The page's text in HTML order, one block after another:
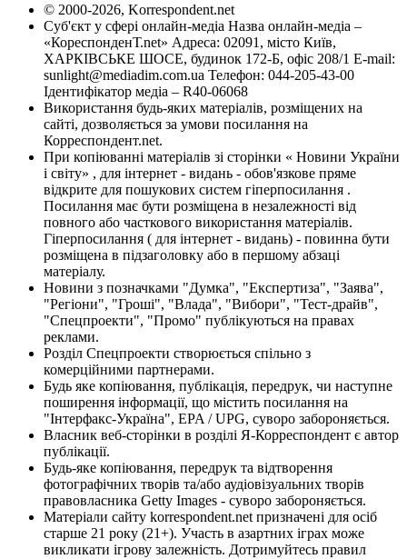
© 2000-2026, Korrespondent.net
Суб'єкт у сфері онлайн-медіа Назва онлайн-медіа –
«КореспонденТ.net» Адреса: 02091, місто Київ,
ХАРКІВСЬКЕ ШОСЕ, будинок 172-Б, офіс 208/1 E-mail:
sunlight@mediadim.com.ua Телефон: 044-205-43-00
Ідентифікатор медіа – R40-06068
Використання будь-яких матеріалів, розміщених на
сайті, дозволяється за умови посилання на
Корреспондент.net.
При копіюванні матеріалів зі сторінки « Новини України
і світу» , для інтернет - видань - обов'язкове пряме
відкрите для пошукових систем гіперпосилання .
Посилання має бути розміщена в незалежності від
повного або часткового використання матеріалів.
Гіперпосилання ( для інтернет - видань) - повинна бути
розміщена в підзаголовку або в першому абзаці
матеріалу.
Новини з позначками "Думка", "Експертиза", "Заява",
"Регіони", "Гроші", "Влада", "Вибори", "Тест-драйв",
"Спецпроекти", "Промо" публікуються на правах
реклами.
Розділ Спецпроекти створюється спільно з
комерційними партнерами.
Будь яке копіювання, публікація, передрук, чи наступне
поширення інформації, що містить посилання на
"Інтерфакс-Україна", EPA / UPG, суворо забороняється.
Власник веб-сторінки в розділі Я-Корреспондент є автор
публікації.
Будь-яке копіювання, передрук та відтворення
фотографічних творів та/або аудіовізуальних творів
правовласника Getty Images - суворо забороняється.
Матеріали сайту korrespondent.net призначені для осіб
старше 21 року (21+). Участь в азартних іграх може
викликати ігрову залежність. Дотримуйтесь правил